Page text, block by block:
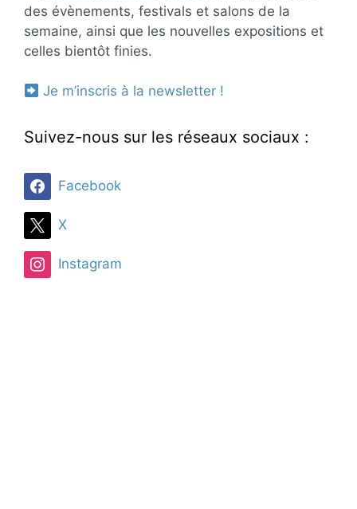
des évènements, festivals et salons de la
semaine, ainsi que les nouvelles expositions et
celles bientôt finies.
Je m’inscris à la newsletter !
Suivez-nous sur les réseaux sociaux :
Facebook
X
Instagram